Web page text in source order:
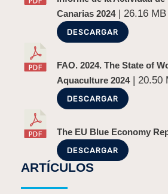
Canarias 2024| 26.16 MB
DESCARGAR
FAO. 2024. The State of
Aquaculture 2024| 20.50
DESCARGAR
The EU Blue Economy
DESCARGAR
ARTÍCULOS